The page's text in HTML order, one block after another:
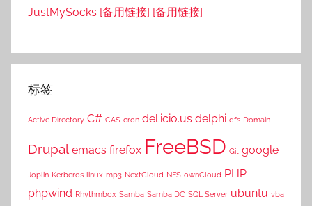
JustMySocks [备用链接] [备用链接]
标签
Active Directory C# CAS cron del.icio.us delphi dfs Domain
Drupal emacs firefox FreeBSD Git google
Joplin Kerberos linux mp3 NextCloud NFS ownCloud PHP
phpwind Rhythmbox Samba Samba DC SQL Server ubuntu vba